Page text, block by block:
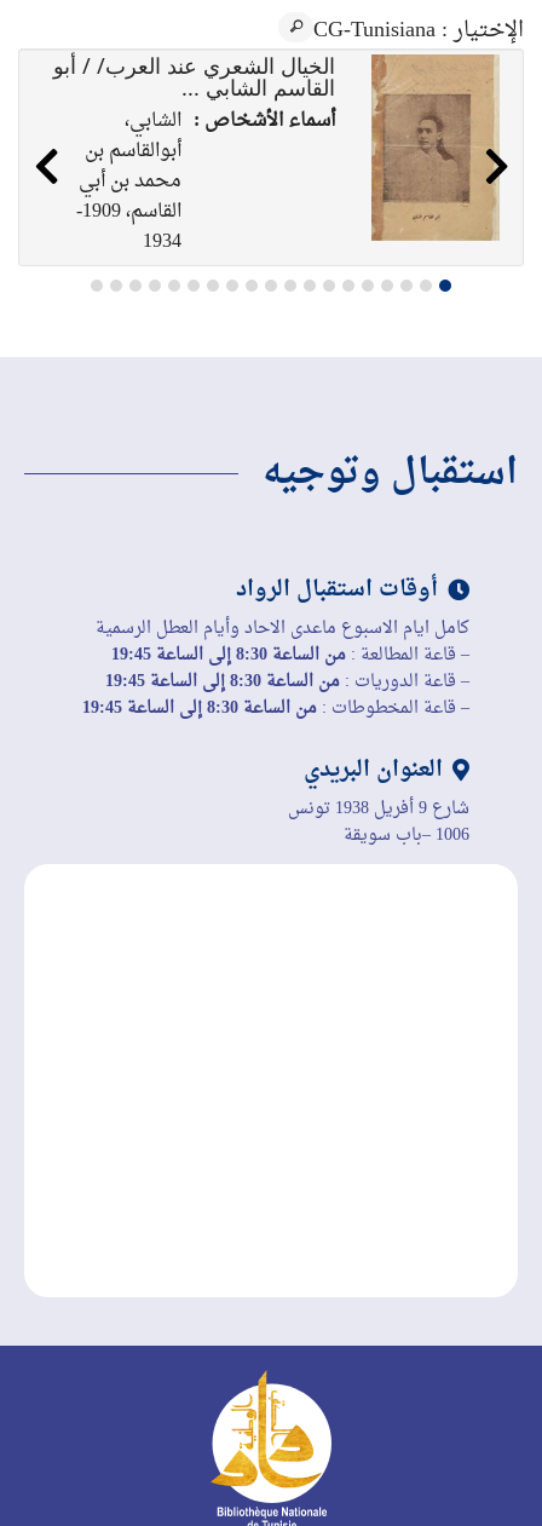
الإختيار: CG-Tunisiana
الخيال الشعري عند العرب/ / أبو
القاسم الشابي ...
أسماء الأشخاص : الشابي،
أبوالقاسم بن
محمد بن أبي
القاسم، 1909-
1934
الناشر :
تونس : مطبعة
استقبال وتوجيه
أوقات استقبال الرواد
كامل ايام الاسبوع ماعدى الاحاد وأيام العطل الرسمية
– قاعة المطالعة :من الساعة 8:30 إلى الساعة 19:45
– قاعة الدوريات :من الساعة 8:30 إلى الساعة 19:45
– قاعة المخطوطات :من الساعة 8:30 إلى الساعة 19:45
العنوان البريدي
شارع 9 أفريل 1938 تونس
1006 –باب سويقة